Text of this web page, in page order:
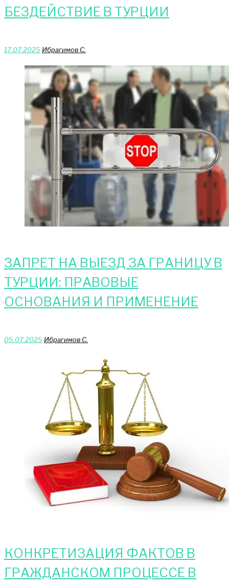
БЕЗДЕЙСТВИЕ В ТУРЦИИ
17.07.2025 Ибрагимов С.
ЗАПРЕТ НА ВЫЕЗД ЗА ГРАНИЦУ В
ТУРЦИИ: ПРАВОВЫЕ
ОСНОВАНИЯ И ПРИМЕНЕНИЕ
05.07.2025 Ибрагимов С.
КОНКРЕТИЗАЦИЯ ФАКТОВ В
ГРАЖДАНСКОМ ПРОЦЕССЕ В